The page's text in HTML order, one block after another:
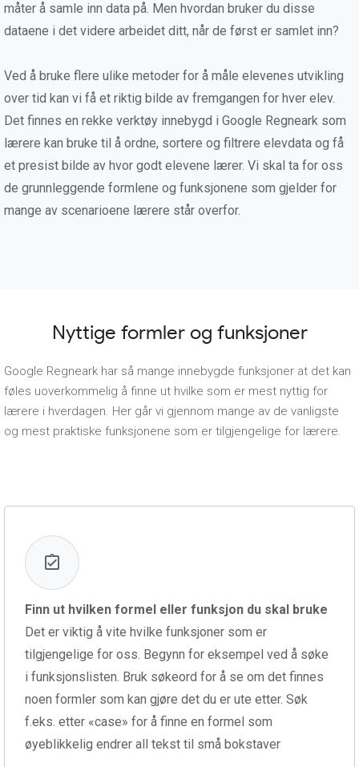
måter å samle inn data på. Men hvordan bruker du disse
dataene i det videre arbeidet ditt, når de først er samlet inn?
Ved å bruke flere ulike metoder for å måle elevenes utvikling
over tid kan vi få et riktig bilde av fremgangen for hver elev.
Det finnes en rekke verktøy innebygd i Google Regneark som
lærere kan bruke til å ordne, sortere og filtrere elevdata og få
et presist bilde av hvor godt elevene lærer. Vi skal ta for oss
de grunnleggende formlene og funksjonene som gjelder for
mange av scenarioene lærere står overfor.
Nyttige formler og funksjoner
Google Regneark har så mange innebygde funksjoner at det kan
føles uoverkommelig å finne ut hvilke som er mest nyttig for
lærere i hverdagen. Her går vi gjennom mange av de vanligste
og mest praktiske funksjonene som er tilgjengelige for lærere.
Finn ut hvilken formel eller funksjon du skal bruke
Det er viktig å vite hvilke funksjoner som er
tilgjengelige for oss. Begynn for eksempel ved å søke
i funksjonslisten. Bruk søkeord for å se om det finnes
noen formler som kan gjøre det du er ute etter. Søk
f.eks. etter «case» for å finne en formel som
øyeblikkelig endrer all tekst til små bokstaver